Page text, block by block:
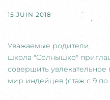
15 JUIN 2018
Уважаемые родители,
школа "Солнышко"
совершить увлекательное
мир индейцев (стаж с 9 по